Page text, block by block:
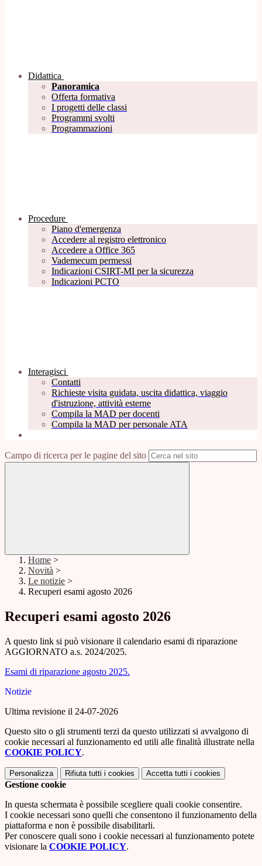
Didattica
Panoramica
Offerta formativa
I progetti delle classi
Programmi svolti
Programmazioni
Procedure
Piano d'emergenza
Accedere al registro elettronico
Accedere a Office 365
Vademecum permessi
Indicazioni CSIRT-MI per la sicurezza
Indicazioni PCTO
Interagisci
Contatti
Richieste visita guidata, uscita didattica, viaggio
d'istruzione, attività esterne
Compila la MAD per docenti
Compila la MAD per personale ATA
Campo di ricerca per le pagine del sito
Home >
Novità >
Le notizie >
Recuperi esami agosto 2026
Recuperi esami agosto 2026
A questo link si può visionare il calendario esami di riparazione
AGGIORNATO a.s. 2024/2025.
Esami di riparazione agosto 2025.
Notizie
Ultima revisione il 24-07-2026
Questo sito o gli strumenti terzi da questo utilizzati si avvalgono di
cookie necessari al funzionamento ed utili alle finalità illustrate nella
COOKIE POLICY.
Personalizza Rifiuta tutti i cookies Accetta tutti i cookies
Gestione cookie
In questa schermata è possibile scegliere quali cookie consentire.
I cookie necessari sono quelli che consentono il funzionamento della
piattaforma e non è possibile disabilitarli.
Per conoscere quali sono i cookie necessari al funzionamento potete
visionare la COOKIE POLICY.